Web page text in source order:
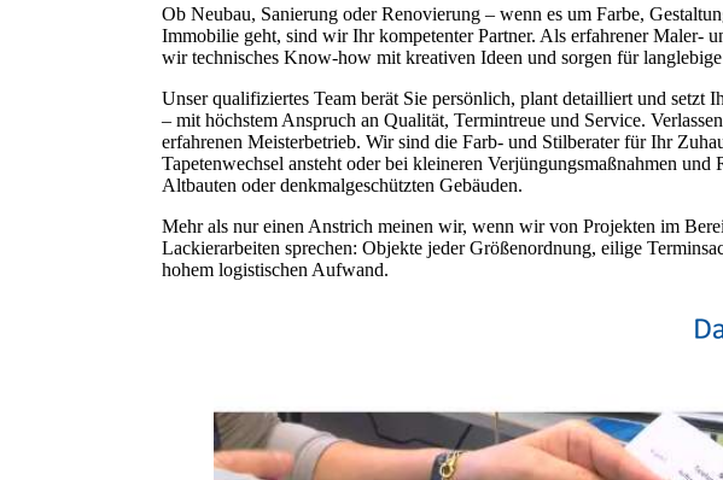
Ob Neubau, Sanierung oder Renovierung – wenn es um Farbe,
Immobilie geht, sind wir Ihr kompetenter Partner. Als erfahrener Maler-
wir technisches Know-how mit kreativen Ideen und sorgen für
Unser qualifiziertes Team berät Sie persönlich, plant detailliert und setzt
– mit höchstem Anspruch an Qualität, Termintreue und Service.
erfahrenen Meisterbetrieb. Wir sind die Farb- und Stilberater für Ihr
Tapetenwechsel ansteht oder bei kleineren Verjüngungsmaßnahmen und
Altbauten oder denkmalgeschützten Gebäuden.
Mehr als nur einen Anstrich meinen wir, wenn wir von Projekten im
Lackierarbeiten sprechen: Objekte jeder Größenordnung, eilige
hohem logistischen Aufwand.